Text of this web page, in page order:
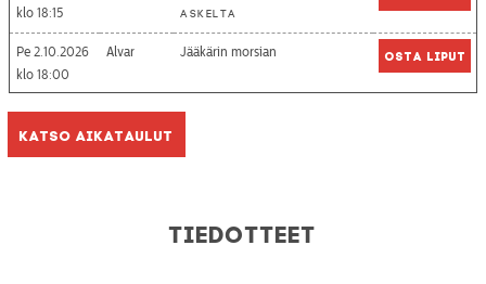
18:15
askelta
Pe 2.10.2026
18:00
Alvar Jääkärin morsian Osta liput
Katso aikataulut
Tiedotteet